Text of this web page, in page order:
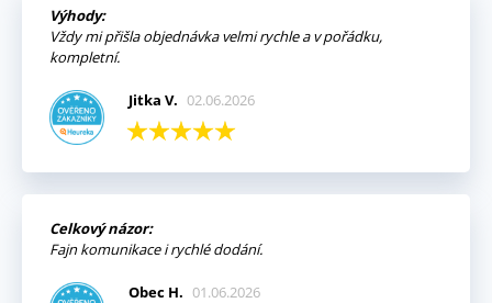
Výhody:
Vždy mi přišla objednávka velmi rychle a v pořádku,
kompletní.
Jitka V. 02.06.2026
Celkový názor:
Fajn komunikace i rychlé dodání.
Obec H. 01.06.2026